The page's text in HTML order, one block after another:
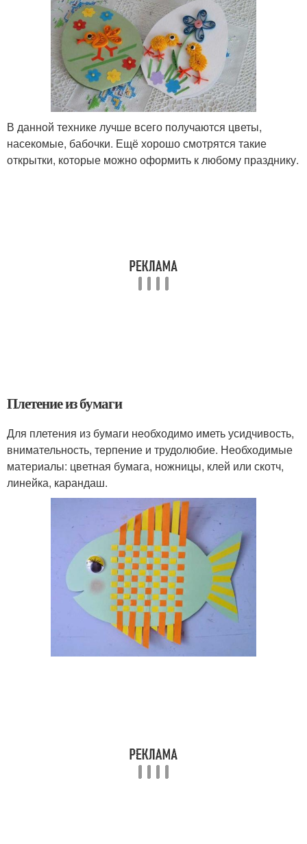
В данной технике лучше всего получаются цветы,
насекомые, бабочки. Ещё хорошо смотрятся такие
открытки, которые можно оформить к любому празднику.
Плетение из бумаги
Для плетения из бумаги необходимо иметь усидчивость,
внимательность, терпение и трудолюбие. Необходимые
материалы: цветная бумага, ножницы, клей или скотч,
линейка, карандаш.